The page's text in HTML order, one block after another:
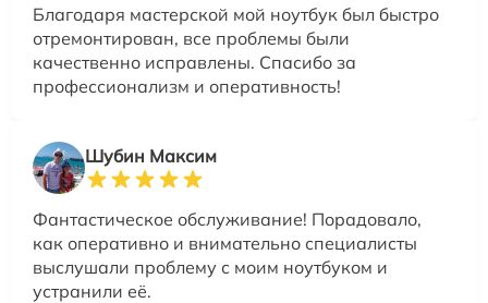
Благодаря мастерской мой ноутбук был быстро
отремонтирован, все проблемы были
качественно исправлены. Спасибо за
профессионализм и оперативность!
Шубин Максим
Фантастическое обслуживание! Порадовало,
как оперативно и внимательно специалисты
выслушали проблему с моим ноутбуком и
устранили её.